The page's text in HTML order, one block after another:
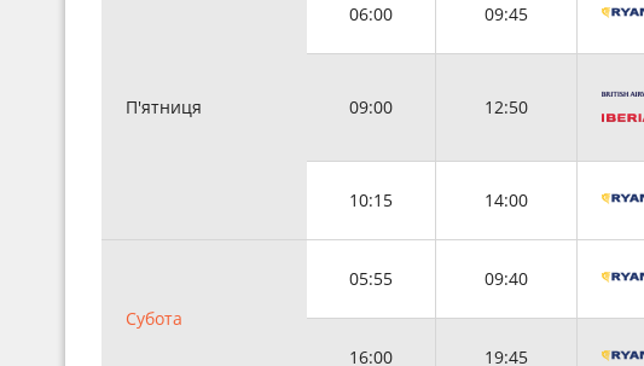
П'ятниця
06:00 09:45
09:00 12:50
10:15 14:00
Субота
05:55 09:40
16:00 19:45